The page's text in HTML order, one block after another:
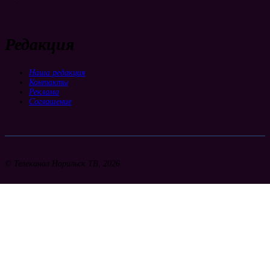
Редакция
Наша редакция
Контакты
Реклама
Соглашение
© Телеканал Норильск ТВ, 2026